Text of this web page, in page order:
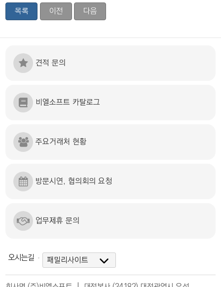
목록 이전 다음
견적 문의
비엘소프트 카탈로그
주요거래처 현황
방문시연, 협의회의 요청
업무제휴 문의
오시는길